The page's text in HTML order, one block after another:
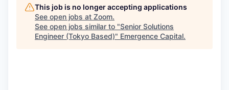
This job is no longer accepting applications
See open jobs at Zoom.
See open jobs similar to "Senior Solutions
Engineer (Tokyo Based)" Emergence Capital.